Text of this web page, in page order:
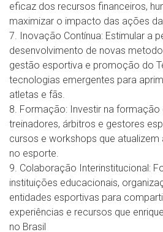
eficaz dos recursos financeiros,
maximizar o impacto das ações da
7. Inovação Contínua: Estimular a
desenvolvimento de novas
gestão esportiva e promoção do
tecnologias emergentes para
atletas e fãs.
8. Formação: Investir na formação
treinadores, árbitros e gestores
cursos e workshops que
no esporte.
9. Colaboração Interinstitucional:
instituições educacionais,
entidades esportivas para
experiências e recursos que
no Brasil